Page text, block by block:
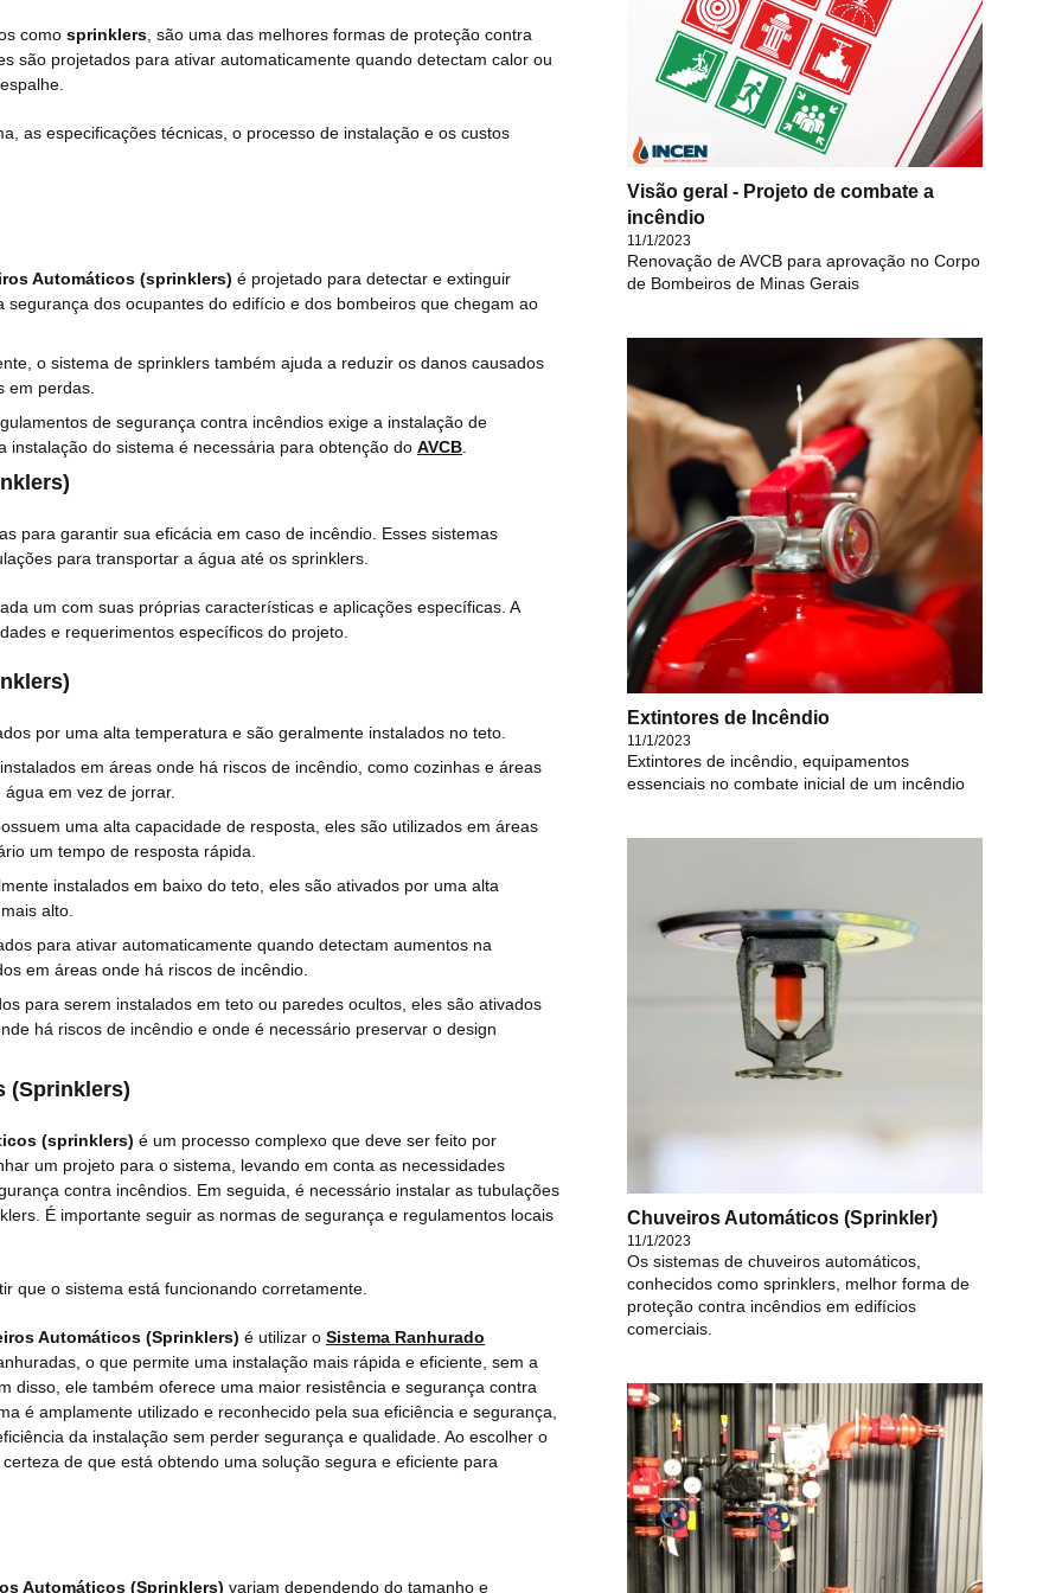
Visão geral - Projeto de combate a
incêndio
11/1/2023
Renovação de AVCB para aprovação no Corpo
de Bombeiros de Minas Gerais
Extintores de Incêndio
11/1/2023
Extintores de incêndio, equipamentos
essenciais no combate inicial de um incêndio
Chuveiros Automáticos (Sprinkler)
11/1/2023
Os sistemas de chuveiros automáticos,
conhecidos como sprinklers, melhor forma de
proteção contra incêndios em edifícios
comerciais.
como sprinklers, são uma das melhores formas de proteção contra
são projetados para ativar automaticamente quando detectam calor ou
as especificações técnicas, o processo de instalação e os custos
Automáticos (sprinklers) é projetado para detectar e extinguir
dos ocupantes do edifício e dos bombeiros que chegam ao
o sistema de sprinklers também ajuda a reduzir os danos causados
em perdas.
de segurança contra incêndios exige a instalação de
do sistema é necessária para obtenção do AVCB.
para garantir sua eficácia em caso de incêndio. Esses sistemas
para transportar a água até os sprinklers.
um com suas próprias características e aplicações específicas. A
e requerimentos específicos do projeto.
por uma alta temperatura e são geralmente instalados no teto.
em áreas onde há riscos de incêndio, como cozinhas e áreas
em vez de jorrar.
uma alta capacidade de resposta, eles são utilizados em áreas
um tempo de resposta rápida.
instalados em baixo do teto, eles são ativados por uma alta
alto.
para ativar automaticamente quando detectam aumentos na
em áreas onde há riscos de incêndio.
para serem instalados em teto ou paredes ocultos, eles são ativados
há riscos de incêndio e onde é necessário preservar o design
(Sprinklers)
(sprinklers) é um processo complexo que deve ser feito por
um projeto para o sistema, levando em conta as necessidades
contra incêndios. Em seguida, é necessário instalar as tubulações
É importante seguir as normas de segurança e regulamentos locais
que o sistema está funcionando corretamente.
Automáticos (Sprinklers) é utilizar o Sistema Ranhurado
o que permite uma instalação mais rápida e eficiente, sem a
disso, ele também oferece uma maior resistência e segurança contra
é amplamente utilizado e reconhecido pela sua eficiência e segurança,
da instalação sem perder segurança e qualidade. Ao escolher o
de que está obtendo uma solução segura e eficiente para
Automáticos (Sprinklers) variam dependendo do tamanho e